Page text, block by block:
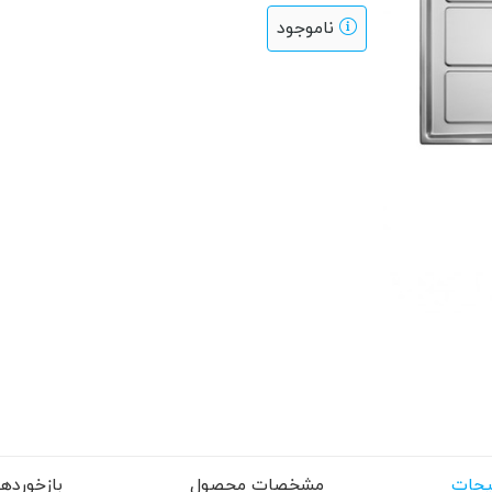
ناموجود
مشخصات محصول